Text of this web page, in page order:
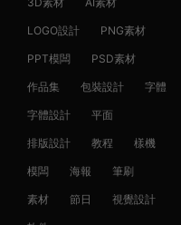
LOGO設計 PNG素材
PPT模闆 PSD素材
作品集 包裝設計 字體
字體設計 平面
排版設計 教程 樣機
模闆 海報 筆刷
素材 節日 視覺設計